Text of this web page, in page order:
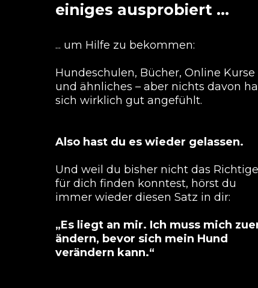
einiges ausprobiert ...
... um Hilfe zu bekommen:
Hundeschulen, Bücher, Online Kurse
und ähnliches – aber nichts davon
sich wirklich gut angefühlt.
Also hast du es wieder gelassen.
Und weil du bisher nicht das Richtige
für dich finden konntest, hörst du
immer wieder diesen Satz in dir:
„Es liegt an mir. Ich muss mich
ändern, bevor sich mein Hund
verändern kann.“